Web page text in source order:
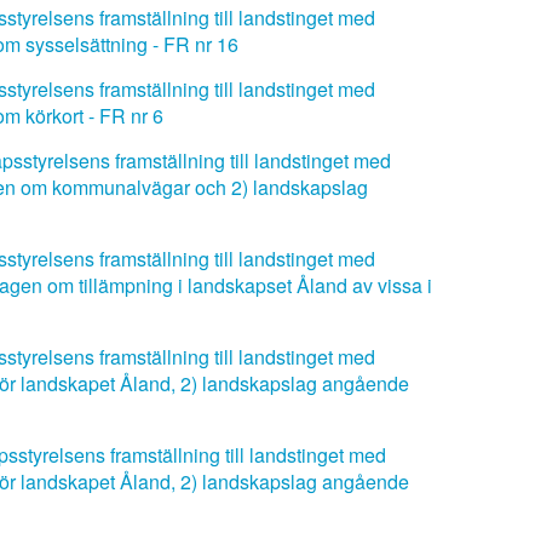
framställning till landstinget med
sysselsättning - FR nr 16
framställning till landstinget med
körkort - FR nr 6
framställning till landstinget med
om kommunalvägar och 2) landskapslag
framställning till landstinget med
om tillämpning i landskapset Åland av vissa i
framställning till landstinget med
landskapet Åland, 2) landskapslag angående
framställning till landstinget med
landskapet Åland, 2) landskapslag angående